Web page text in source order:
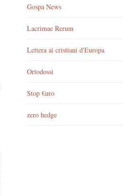
Gospa News
Lacrimae Rerum
Lettera ai cristiani d'Europa
Ortodossi
Stop €uro
zero hedge